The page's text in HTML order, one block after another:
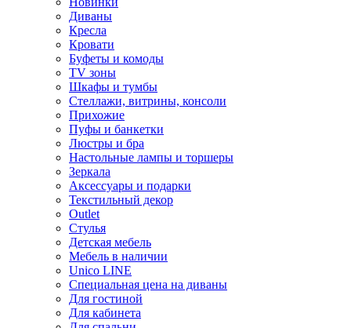
Диваны
Кресла
Кровати
Буфеты и комоды
TV зоны
Шкафы и тумбы
Стеллажи, витрины, консоли
Прихожие
Пуфы и банкетки
Люстры и бра
Настольные лампы и торшеры
Зеркала
Аксессуары и подарки
Текстильный декор
Outlet
Стулья
Детская мебель
Мебель в наличии
Unico LINE
Специальная цена на диваны
Для гостиной
Для кабинета